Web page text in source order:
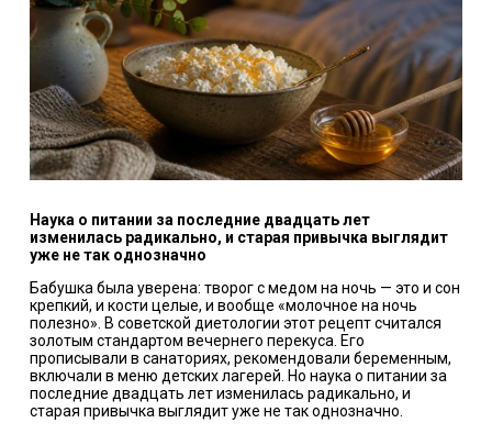
Наука о питании за последние двадцать лет
изменилась радикально, и старая привычка выглядит
уже не так однозначно
Бабушка была уверена: творог с медом на ночь — это и сон
крепкий, и кости целые, и вообще «молочное на ночь
полезно». В советской диетологии этот рецепт считался
золотым стандартом вечернего перекуса. Его
прописывали в санаториях, рекомендовали беременным,
включали в меню детских лагерей. Но наука о питании за
последние двадцать лет изменилась радикально, и
старая привычка выглядит уже не так однозначно.